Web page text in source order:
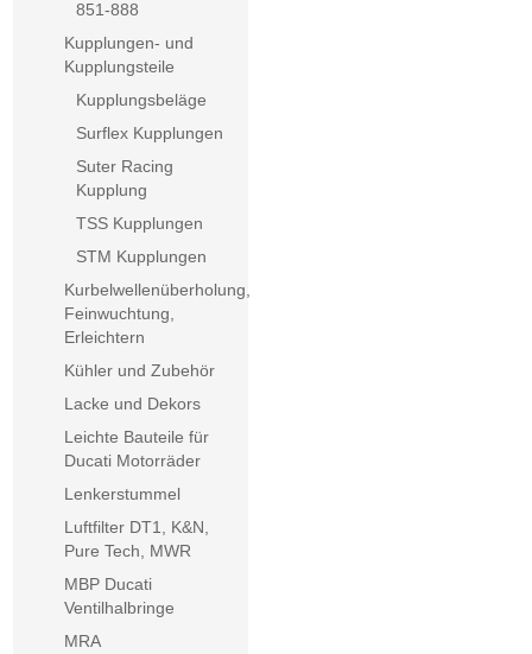
851-888
Kupplungen- und
Kupplungsteile
Kupplungsbeläge
Surflex Kupplungen
Suter Racing
Kupplung
TSS Kupplungen
STM Kupplungen
Kurbelwellenüberholung,
Feinwuchtung,
Erleichtern
Kühler und Zubehör
Lacke und Dekors
Leichte Bauteile für
Ducati Motorräder
Lenkerstummel
Luftfilter DT1, K&N,
Pure Tech, MWR
MBP Ducati
Ventilhalbringe
MRA